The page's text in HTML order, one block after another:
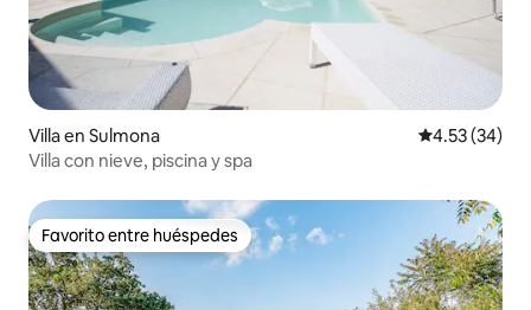
Villa en Sulmona Calificación
4.53 (34)
Villa con nieve, piscina y spa
Favorito entre huéspedes
Favorito entre huéspedes